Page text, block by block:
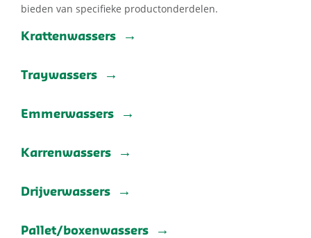
bieden van specifieke productonderdelen.
Krattenwassers
Traywassers
Emmerwassers
Karrenwassers
Drijverwassers
Pallet/boxenwassers